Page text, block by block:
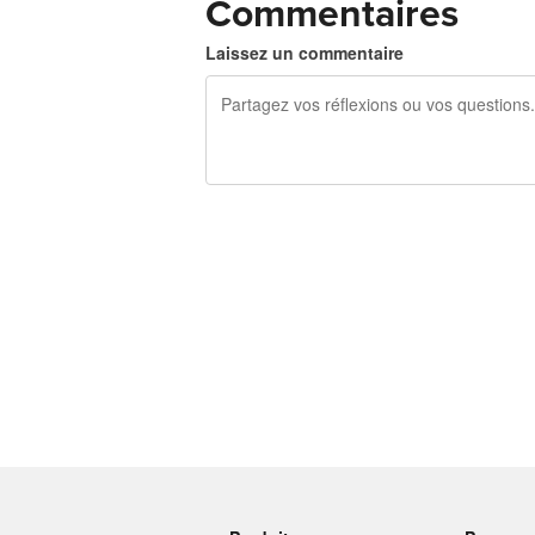
Commentaires
Laissez un commentaire